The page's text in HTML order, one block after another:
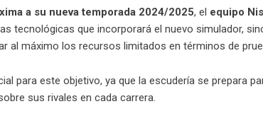
a su nueva temporada 2024/2025, el equipo
tecnológicas que incorporará el nuevo simulador,
al máximo los recursos limitados en términos de
para este objetivo, ya que la escudería se prepara
sus rivales en cada carrera.